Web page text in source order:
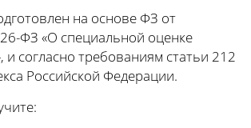
на основе ФЗ от
ФЗ «О специальной оценке
и согласно требованиям статьи 212
Российской Федерации.